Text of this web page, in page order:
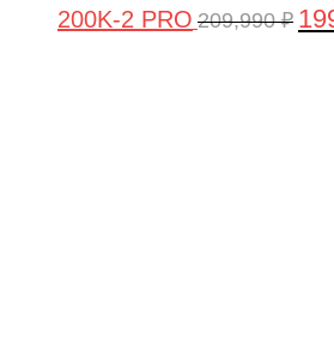
200K-2 PRO 209,990₽